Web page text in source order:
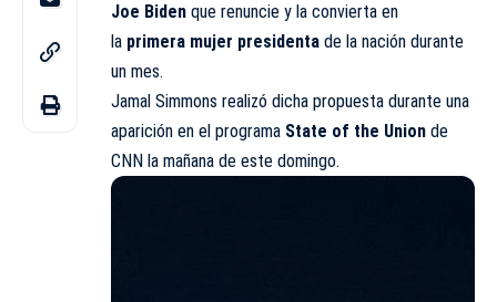
Joe Biden que renuncie y la convierta en
la primera mujer presidenta de la nación durante
un mes.
Jamal Simmons realizó dicha propuesta durante una
aparición en el programa State of the Union de
CNN la mañana de este domingo.